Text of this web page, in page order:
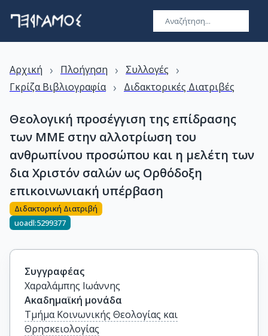
Αρχική › Πλοήγηση › Συλλογές ›
Γκρίζα Βιβλιογραφία › Διδακτορικές Διατριβές
Θεολογική προσέγγιση της επίδρασης
των ΜΜΕ στην αλλοτρίωση του
ανθρωπίνου προσώπου και η μελέτη των
δια Χριστόν σαλών ως Ορθόδοξη
επικοινωνιακή υπέρβαση
Διδακτορική Διατριβή
uoadl:5299377
Συγγραφέας
Χαραλάμπης Ιωάννης
Ακαδημαϊκή μονάδα
Τμήμα Κοινωνικής Θεολογίας και
Θρησκειολογίας